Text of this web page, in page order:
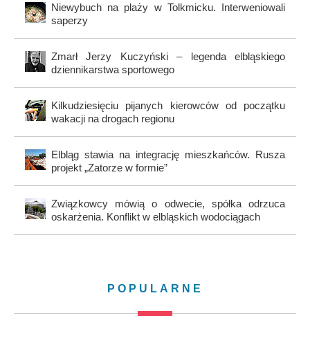
Niewybuch na plaży w Tolkmicku. Interweniowali
saperzy
Zmarł Jerzy Kuczyński – legenda elbląskiego
dziennikarstwa sportowego
Kilkudziesięciu pijanych kierowców od początku
wakacji na drogach regionu
Elbląg stawia na integrację mieszkańców. Rusza
projekt „Zatorze w formie”
Związkowcy mówią o odwecie, spółka odrzuca
oskarżenia. Konflikt w elbląskich wodociągach
POPULARNE